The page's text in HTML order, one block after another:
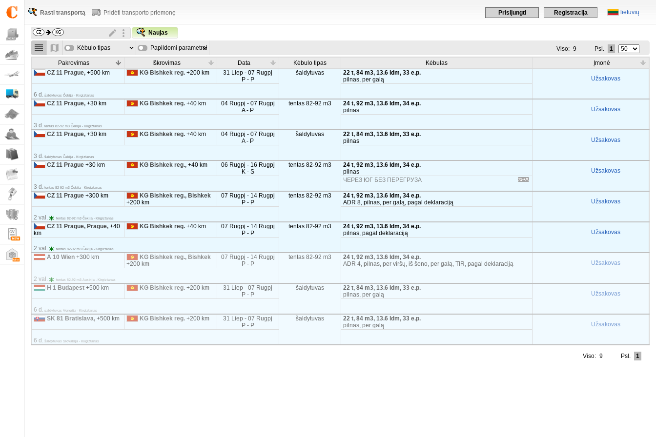
lietuvių
Prisijungti Registracija
Rasti transportą Pridėti transporto priemonę
Naujas
Kėbulo tipas Papildomi parametrai Viso: 9 Psl. 1
Pakrovimas Iškrovimas Data Kėbulo tipas Kėbulas
Įmonė
CZ 11 Prague, +500 km KG Bishkek reg. +200 km
31 Liep - 07 Rugpj
P - P
šaldytuvas
22 t, 84 m3, 13.6 ldm, 33 e.p.
pilnas, per galą
Užsakovas
6 d. šaldytuvas Čekija - Kirgiztanas
CZ 11 Prague, +30 km KG Bishkek reg. +40 km
04 Rugpj - 07 Rugpj
A - P
tentas 82-92 m3
24 t, 92 m3, 13.6 ldm, 34 e.p.
pilnas
Užsakovas
3 d. tentas 82-92 m3 Čekija - Kirgiztanas
CZ 11 Prague, +30 km KG Bishkek reg. +40 km
04 Rugpj - 07 Rugpj
A - P
šaldytuvas
22 t, 84 m3, 13.6 ldm, 33 e.p.
pilnas
Užsakovas
3 d. šaldytuvas Čekija - Kirgiztanas
CZ 11 Prague +30 km KG Bishkek reg., +40 km
06 Rugpj - 16 Rugpj
K - S
tentas 82-92 m3
24 t, 92 m3, 13.6 ldm, 34 e.p.
pilnas
Užsakovas
3 d. tentas 82-92 m3 Čekija - Kirgiztanas
ЧЕРЕЗ ЮГ БЕЗ ПЕРЕГРУЗА
CZ 11 Prague +300 km
KG Bishkek reg., Bishkek
+200 km
07 Rugpj - 14 Rugpj
P - P
tentas 82-92 m3
24 t, 92 m3, 13.6 ldm, 34 e.p.
ADR 8, pilnas, per galą, pagal deklaraciją
Užsakovas
2 val. tentas 82-92 m3 Čekija - Kirgiztanas
CZ 11 Prague, Prague, +40
km
KG Bishkek reg. +40 km
07 Rugpj - 14 Rugpj
P - P
tentas 82-92 m3
24 t, 92 m3, 13.6 ldm, 34 e.p.
pilnas, pagal deklaraciją
Užsakovas
2 val. tentas 82-92 m3 Čekija - Kirgiztanas
A 10 Wien +300 km
KG Bishkek reg., Bishkek
+200 km
07 Rugpj - 14 Rugpj
P - P
tentas 82-92 m3
24 t, 92 m3, 13.6 ldm, 34 e.p.
ADR 4, pilnas, per viršų, iš šono, per galą, TIR, pagal deklaraciją
Užsakovas
2 val. tentas 82-92 m3 Austrija - Kirgiztanas
H 1 Budapest +500 km KG Bishkek reg. +200 km
31 Liep - 07 Rugpj
P - P
šaldytuvas
22 t, 84 m3, 13.6 ldm, 33 e.p.
pilnas, per galą
Užsakovas
6 d. šaldytuvas Vengrija - Kirgiztanas
SK 81 Bratislava, +500 km KG Bishkek reg. +200 km
31 Liep - 07 Rugpj
P - P
šaldytuvas
22 t, 84 m3, 13.6 ldm, 33 e.p.
pilnas, per galą
Užsakovas
6 d. šaldytuvas Slovakija - Kirgiztanas
Viso: 9 Psl. 1